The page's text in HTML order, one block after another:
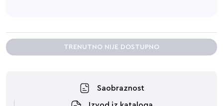
TRENUTNO NIJE DOSTUPNO
Saobraznost